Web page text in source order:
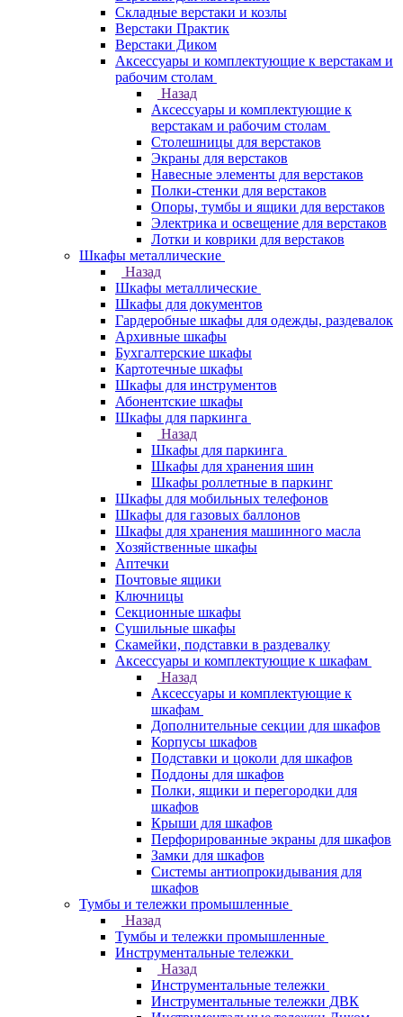
Складные верстаки и козлы
Верстаки Практик
Верстаки Диком
Аксессуары и комплектующие к верстакам и
рабочим столам
Назад
Аксессуары и комплектующие к
верстакам и рабочим столам
Столешницы для верстаков
Экраны для верстаков
Навесные элементы для верстаков
Полки-стенки для верстаков
Опоры, тумбы и ящики для верстаков
Электрика и освещение для верстаков
Лотки и коврики для верстаков
Шкафы металлические
Назад
Шкафы металлические
Шкафы для документов
Гардеробные шкафы для одежды, раздевалок
Архивные шкафы
Бухгалтерские шкафы
Картотечные шкафы
Шкафы для инструментов
Абонентские шкафы
Шкафы для паркинга
Назад
Шкафы для паркинга
Шкафы для хранения шин
Шкафы роллетные в паркинг
Шкафы для мобильных телефонов
Шкафы для газовых баллонов
Шкафы для хранения машинного масла
Хозяйственные шкафы
Аптечки
Почтовые ящики
Ключницы
Секционные шкафы
Сушильные шкафы
Скамейки, подставки в раздевалку
Аксессуары и комплектующие к шкафам
Назад
Аксессуары и комплектующие к
шкафам
Дополнительные секции для шкафов
Корпусы шкафов
Подставки и цоколи для шкафов
Поддоны для шкафов
Полки, ящики и перегородки для
шкафов
Крыши для шкафов
Перфорированные экраны для шкафов
Замки для шкафов
Системы антиопрокидывания для
шкафов
Тумбы и тележки промышленные
Назад
Тумбы и тележки промышленные
Инструментальные тележки
Назад
Инструментальные тележки
Инструментальные тележки ДВК